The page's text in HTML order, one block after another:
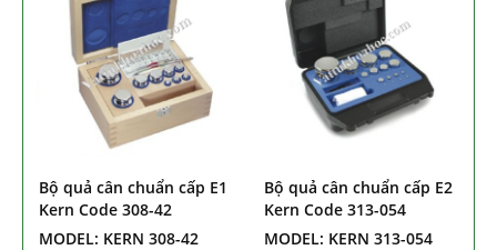
Bộ quả cân chuẩn cấp E1
Kern Code 308-42
MODEL: KERN 308-42
Bộ quả cân chuẩn cấp E2
Kern Code 313-054
MODEL: KERN 313-054